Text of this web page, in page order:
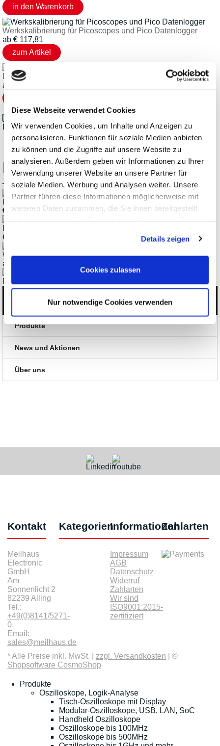
Diese Webseite verwendet Cookies
Wir verwenden Cookies, um Inhalte und Anzeigen zu
personalisieren, Funktionen für soziale Medien anbieten
zu können und die Zugriffe auf unsere Website zu
analysieren. Außerdem geben wir Informationen zu Ihrer
Verwendung unserer Website an unsere Partner für
soziale Medien, Werbung und Analysen weiter. Unsere
Partner führen diese Informationen möglicherweise mit
weiteren Daten zusammen, die Sie ihnen bereitgestellt
Details zeigen
Cookies zulassen
Nur notwendige Cookies verwenden
Werkskalibrierung für Picoscopes und Pico Datenlogger
ab € 117,81
DAkkS Kalibrierung für Picoscopes und Pico Datenlogger
ab
Datenblatt_Pico-Technology_PicoLog-PT-104_de.pdf
Kunden kauften ebenfalls
PT-104 Anschluss-Adapter
€
15,47
Pico SE019 PT100-Sensor, universal
€
Werkskalibrierung für Picoscopes und Pico Datenlogger
ab
Keysight 34901A Multiplexer
Kategorien
Produkte
News und Aktionen
Über uns
Kontakt
Meilhaus
Electronic
GmbH
Am
Sonnenlicht 2
82239 Alling
Tel.:
+49(0)8141/5271-
0
Email:
sales@meilhaus.de
KategorienInformationen
Impressum
AGB
Datenschutz
Widerruf
Zahlarten
Wir sind
ISO9001:2015-
zertifiziert
Zahlarten
* Alle Preise inkl. MwSt. | zzgl. Versandkosten | ©
Shopsoftware CosmoShop
Produkte
Oszilloskope, Logik-Analyse
Tisch-Oszilloskope mit Display
Modular-Oszilloskope, USB, LAN, SoC
Handheld Oszilloskope
Oszilloskope bis 100MHz
Oszilloskope bis 500MHz